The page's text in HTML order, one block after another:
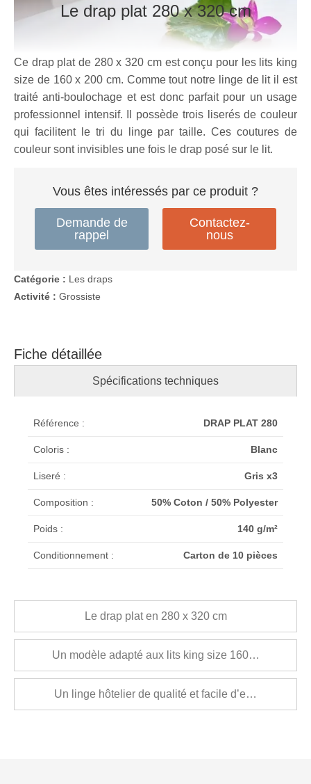
Le drap plat 280 x 320 cm
Ce drap plat de 280 x 320 cm est conçu pour les lits king
size de 160 x 200 cm. Comme tout notre linge de lit il est
traité anti-boulochage et est donc parfait pour un usage
professionnel intensif. Il possède trois liserés de couleur
qui facilitent le tri du linge par taille. Ces coutures de
couleur sont invisibles une fois le drap posé sur le lit.
Vous êtes intéressés par ce produit ?
Demande de
rappel
Contactez-
nous
Catégorie : Les draps
Activité : Grossiste
Fiche détaillée
Spécifications techniques
Le drap plat en 280 x 320 cm
Un modèle adapté aux lits king size 160x200cm
Un linge hôtelier de qualité et facile d’entretien
Référence : DRAP PLAT 280
Coloris : Blanc
Liseré : Gris x3
Composition : 50% Coton / 50% Polyester
Poids : 140 g/m²
Conditionnement : Carton de 10 pièces